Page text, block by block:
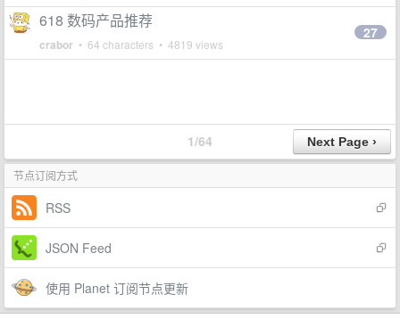
618 数码产品推荐
crabor • 64 characters • 4819 views
27
1/64
节点订阅方式
RSS
JSON Feed
使用 Planet 订阅节点更新